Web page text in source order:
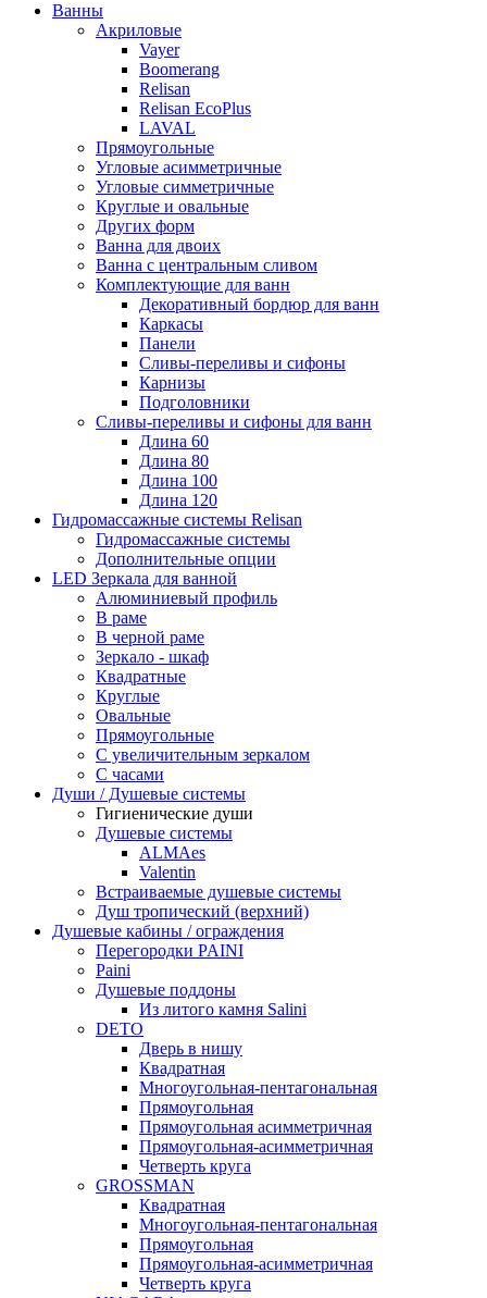
Ванны
Акриловые
Vayer
Boomerang
Relisan
Relisan EcoPlus
LAVAL
Прямоугольные
Угловые асимметричные
Угловые симметричные
Круглые и овальные
Других форм
Ванна для двоих
Ванна с центральным сливом
Комплектующие для ванн
Декоративный бордюр для ванн
Каркасы
Панели
Сливы-переливы и сифоны
Карнизы
Подголовники
Сливы-переливы и сифоны для ванн
Длина 60
Длина 80
Длина 100
Длина 120
Гидромассажные системы Relisan
Гидромассажные системы
Дополнительные опции
LED Зеркала для ванной
Алюминиевый профиль
В раме
В черной раме
Зеркало - шкаф
Квадратные
Круглые
Овальные
Прямоугольные
С увеличительным зеркалом
С часами
Души / Душевые системы
Гигиенические души
Душевые системы
ALMAes
Valentin
Встраиваемые душевые системы
Душ тропический (верхний)
Душевые кабины / ограждения
Перегородки PAINI
Paini
Душевые поддоны
Из литого камня Salini
DETO
Дверь в нишу
Квадратная
Многоугольная-пентагональная
Прямоугольная
Прямоугольная асимметричная
Прямоугольная-асимметричная
Четверть круга
GROSSMAN
Квадратная
Многоугольная-пентагональная
Прямоугольная
Прямоугольная-асимметричная
Четверть круга